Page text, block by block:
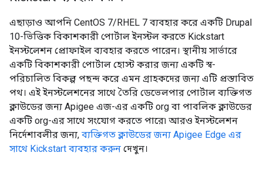
এছাড়াও আপনি CentOS 7/RHEL 7 ব্যবহার করে একটি Drupal
10-ভিত্তিক বিকাশকারী পোর্টাল ইনস্টল করতে Kickstart
ইনস্টলেশন প্রোফাইল ব্যবহার করতে পারেন। স্থানীয় সার্ভারে
একটি বিকাশকারী পোর্টাল হোস্ট করার জন্য একটি স্ব-
পরিচালিত বিকল্প পছন্দ করে এমন গ্রাহকদের জন্য এটি প্রস্তাবিত
পথ। এই ইনস্টলেশনের সাথে তৈরি ডেভেলপার পোর্টাল ব্যক্তিগত
ক্লাউডের জন্য Apigee এজ-এর একটি org বা পাবলিক ক্লাউডের
একটি org-এর সাথে সংযোগ করতে পারে৷ আরও ইনস্টলেশন
নির্দেশাবলীর জন্য, ব্যক্তিগত ক্লাউডের জন্য Apigee Edge এর
সাথে Kickstart ব্যবহার করুন দেখুন।